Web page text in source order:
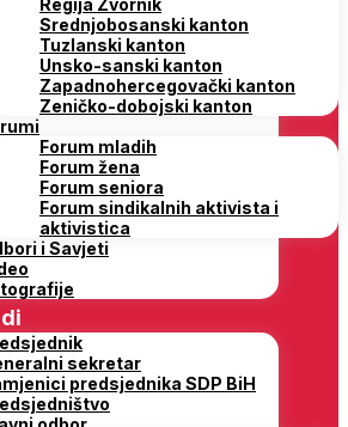
Regija Zvornik
Srednjobosanski kanton
Tuzlanski kanton
Unsko-sanski kanton
Zapadnohercegovački kanton
Zeničko-dobojski kanton
Forum mladih
Forum žena
Forum seniora
Forum sindikalnih aktivista i
aktivistica
i Savjeti
sekretar
predsjednika SDP BiH